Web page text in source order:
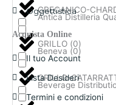
Antica Distilleria
Beneva (0)
Beverage
GRECANICO-
GRILLO (0)
GRILLO-
Oggettistica
Acquista Online
Il tuo Account
Lista Desideri
Termini e condizioni